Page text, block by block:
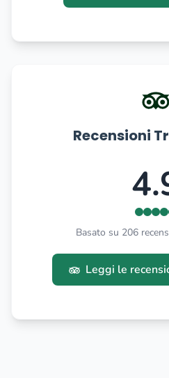
Recensioni
Basato su 206
Leggi le